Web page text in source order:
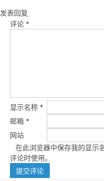
发表回复
评论 *
显示名称 *
邮箱 *
网站
在此浏览器中保存我的显示
评论时使用。